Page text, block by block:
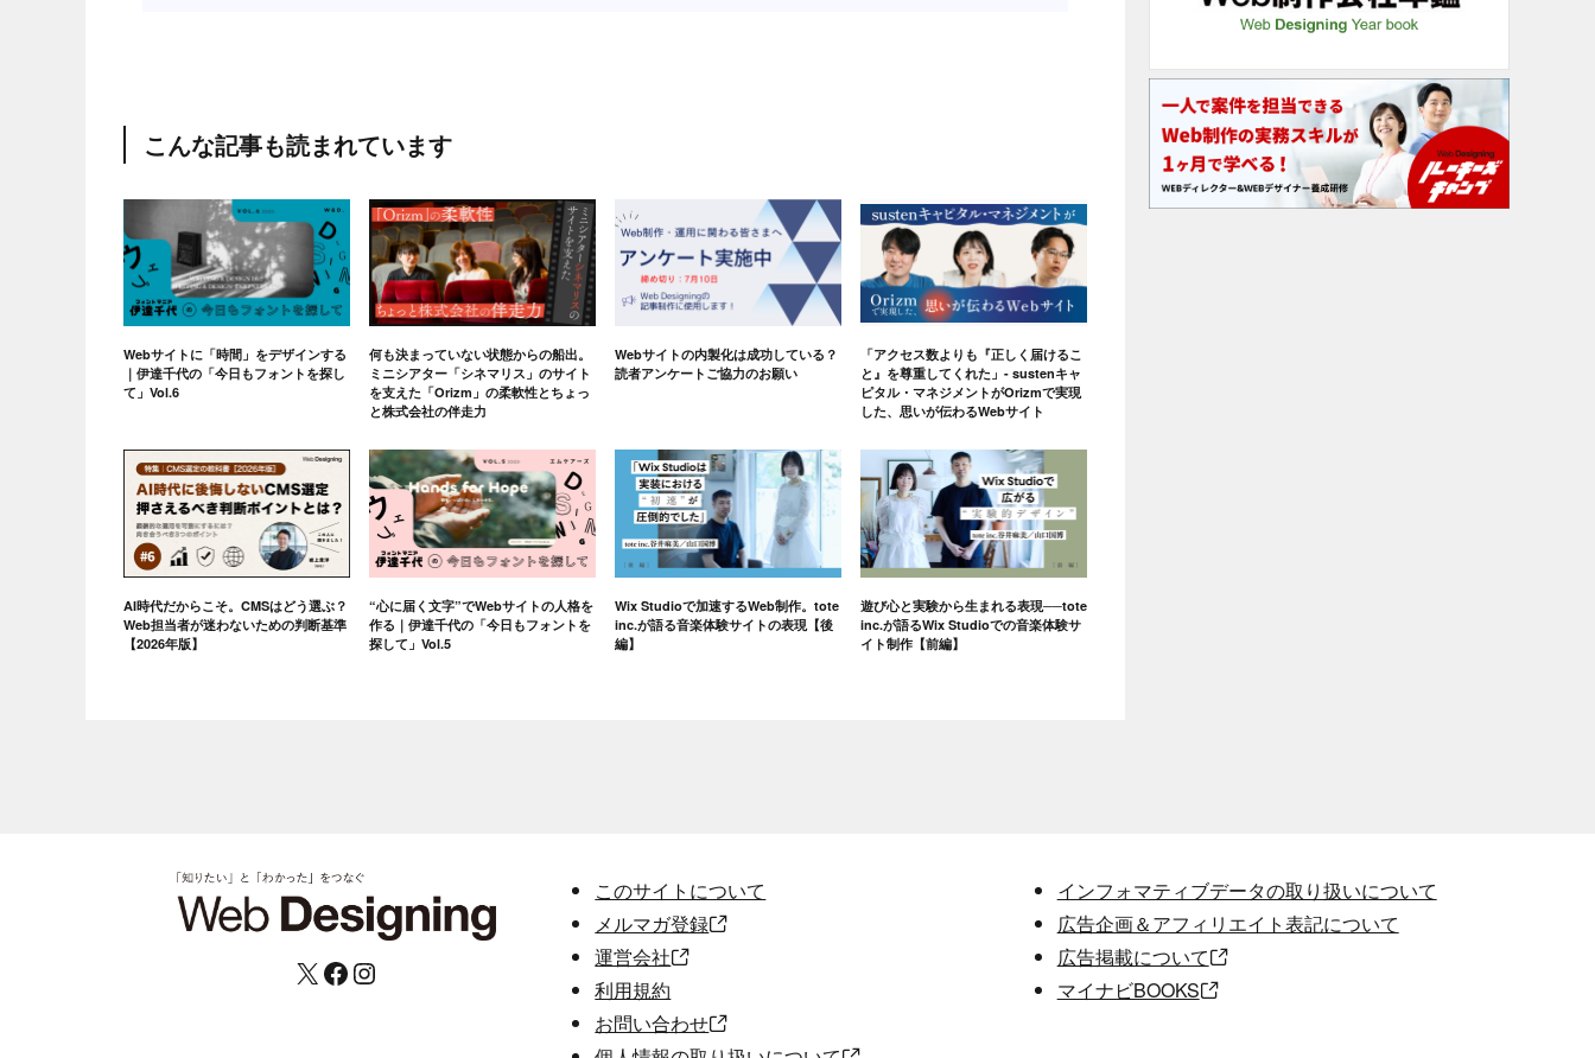
こんな記事も読まれています
Webサイトに「時間」をデザインする
｜伊達千代の「今日もフォントを探し
て」Vol.6
何も決まっていない状態からの船出。
ミニシアター「シネマリス」のサイト
を支えた「Orizm」の柔軟性とちょっ
と株式会社の伴走力
Webサイトの内製化は成功している？
読者アンケートご協力のお願い
「アクセス数よりも『正しく届けるこ
と』を尊重してくれた」- sustenキャ
ピタル・マネジメントがOrizmで実現
した、思いが伝わるWebサイト
AI時代だからこそ。CMSはどう選ぶ？
Web担当者が迷わないための判断基準
【2026年版】
“心に届く文字”でWebサイトの人格を
作る｜伊達千代の「今日もフォントを
探して」Vol.5
Wix Studioで加速するWeb制作。tote
inc.が語る音楽体験サイトの表現【後
編】
遊び心と実験から生まれる表現──tote
inc.が語るWix Studioでの音楽体験サ
イト制作【前編】
X Facebook Instagram
このサイトについて
メルマガ登録
運営会社
利用規約
お問い合わせ
インフォマティブデータの取り扱いについて
広告企画＆アフィリエイト表記について
広告掲載について
マイナビBOOKS